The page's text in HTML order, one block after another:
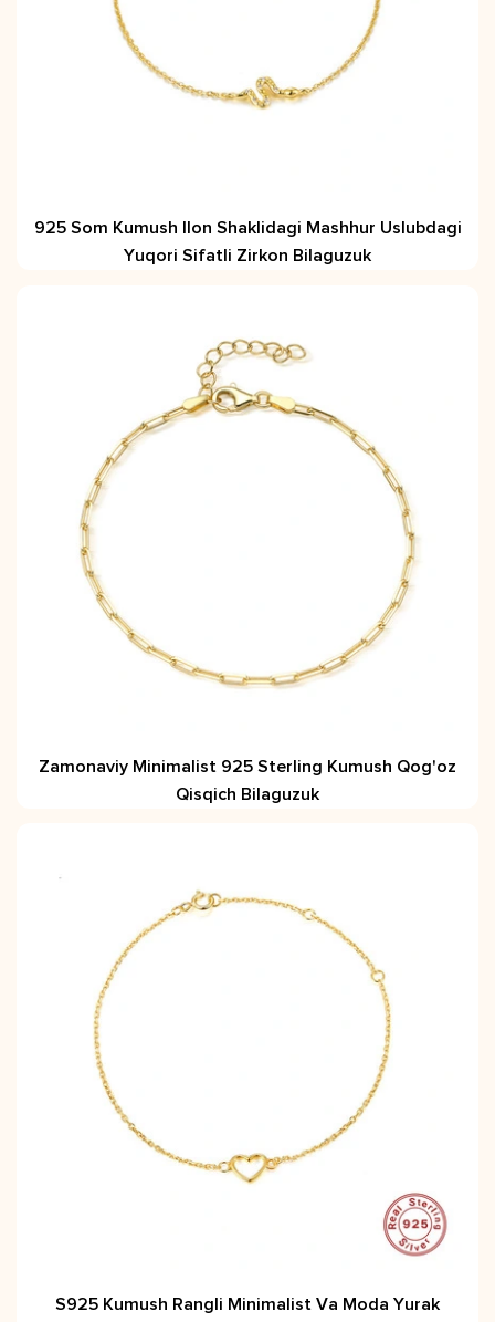
925 Som Kumush Ilon Shaklidagi Mashhur Uslubdagi
Yuqori Sifatli Zirkon Bilaguzuk
Zamonaviy Minimalist 925 Sterling Kumush Qog'oz
Qisqich Bilaguzuk
S925 Kumush Rangli Minimalist Va Moda Yurak